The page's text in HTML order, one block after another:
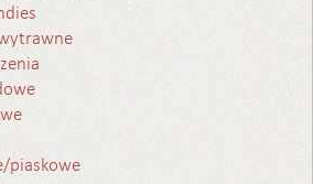
piaskowe